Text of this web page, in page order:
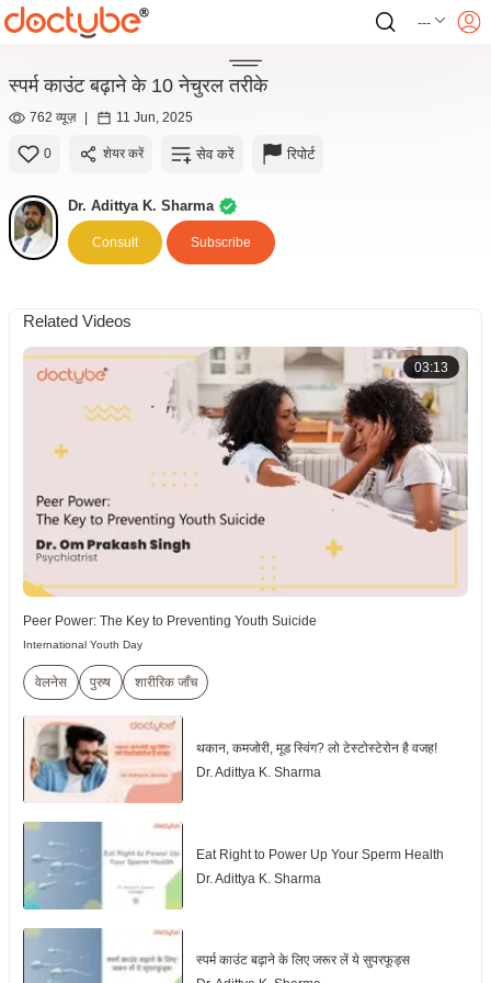
---
स्पर्म काउंट बढ़ाने के 10 नेचुरल तरीके
762 व्यूज़ | 11 Jun, 2025
0 शेयर करें सेव करें रिपोर्ट
Dr. Adittya K. Sharma
Consult Subscribe
Related Videos
03:13
Peer Power: The Key to Preventing Youth Suicide
International Youth Day
वेलनेस पुरुष शारीरिक जाँच
थकान, कमजोरी, मूड स्विंग? लो टेस्टोस्टेरोन है वजह!
Dr. Adittya K. Sharma
Eat Right to Power Up Your Sperm Health
Dr. Adittya K. Sharma
स्पर्म काउंट बढ़ाने के लिए जरूर लें ये सुपरफूड्स